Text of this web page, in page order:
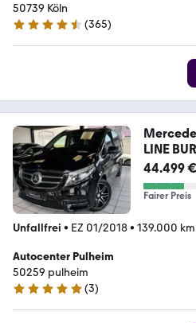
50739 Köln
4.6 Sterne
(365)
LINE
AHK 3
44.499 €
Fairer Preis
Unfallfrei • EZ 01/2018• 139.000 km
Autocenter Pulheim
50259 pulheim
4.8 Sterne
(3)